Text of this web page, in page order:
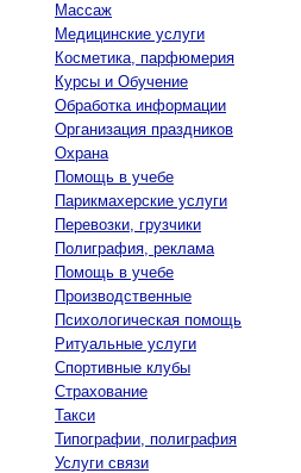
Массаж
Медицинские услуги
Косметика, парфюмерия
Курсы и Обучение
Обработка информации
Организация праздников
Охрана
Помощь в учебе
Парикмахерские услуги
Перевозки, грузчики
Полиграфия, реклама
Помощь в учебе
Производственные
Психологическая помощь
Ритуальные услуги
Спортивные клубы
Страхование
Такси
Типографии, полиграфия
Услуги связи